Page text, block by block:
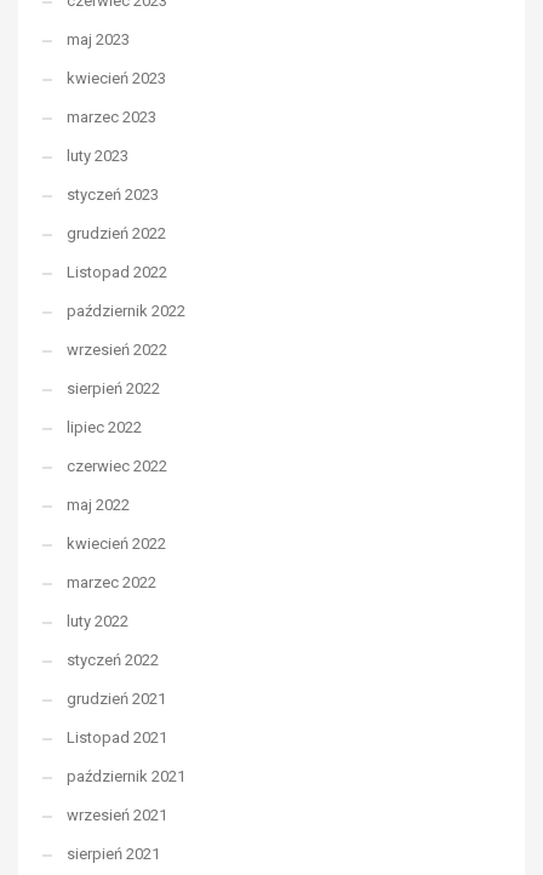
maj 2023
kwiecień 2023
marzec 2023
luty 2023
styczeń 2023
grudzień 2022
Listopad 2022
październik 2022
wrzesień 2022
sierpień 2022
lipiec 2022
czerwiec 2022
maj 2022
kwiecień 2022
marzec 2022
luty 2022
styczeń 2022
grudzień 2021
Listopad 2021
październik 2021
wrzesień 2021
sierpień 2021